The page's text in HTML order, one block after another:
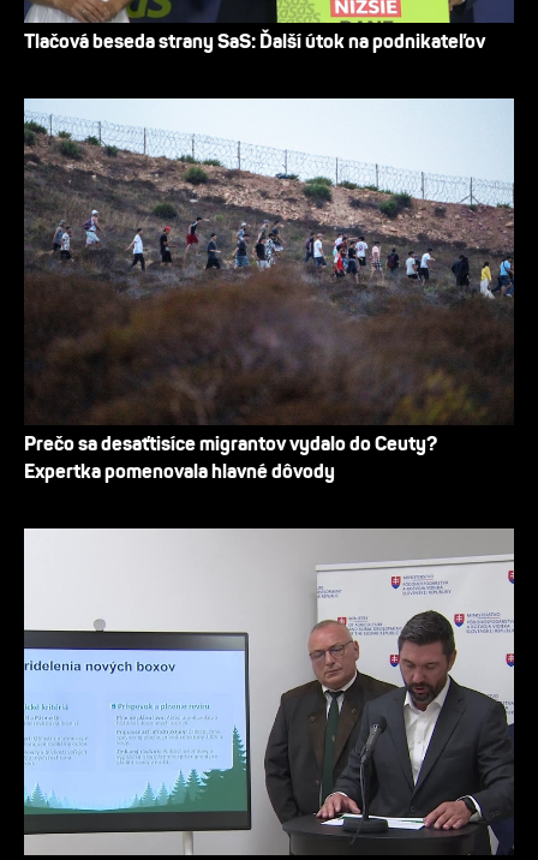
Tlačová beseda strany SaS: Ďalší útok na podnikateľov
Prečo sa desaťtisíce migrantov vydalo do Ceuty?
Expertka pomenovala hlavné dôvody